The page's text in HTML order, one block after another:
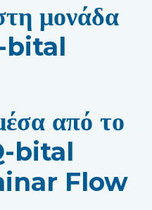
μονάδα
bital
από το
bital
Flow